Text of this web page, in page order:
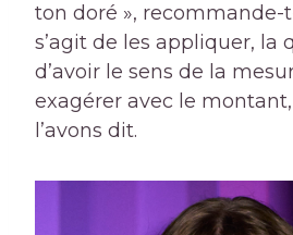
ton doré », recommande-
s’agit de les appliquer, la
d’avoir le sens de la
exagérer avec le
l’avons dit.